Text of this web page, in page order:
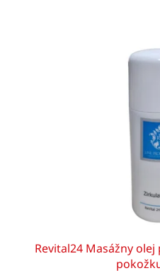
Revital24 Masážny